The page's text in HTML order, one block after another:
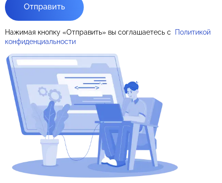
Отправить
Нажимая кнопку «Отправить» вы соглашаетесь с
Политикой
конфиденциальности